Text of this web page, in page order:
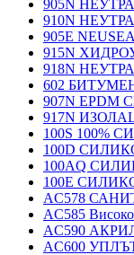
905N
910N
905E
915N
918N
602
907N
917N
100S 100%
100D
100AQ
100E
AC578
AC585
AC590
AC600